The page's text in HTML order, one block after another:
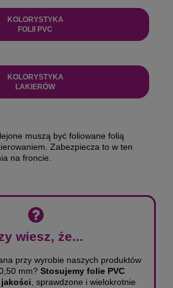
KOLORYSTYKA
FOLII PVC
KOLORYSTYKA
LAKIERÓW
muszą być foliowane folią
Zabezpiecza to w ten
na froncie.
wiesz, że...
przy wyrobie naszych produktów
mm? Stosujemy folie PVC
, sprawdzone i wielokrotnie